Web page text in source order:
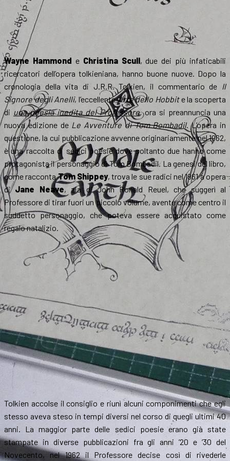
Wayne Hammond e Christina Scull, due dei più infaticabili
ricercatori dell’opera tolkieniana, hanno buone nuove. Dopo la
cronologia della vita di J.R.R. Tolkien, il commentario de Il
Signore degli Anelli, l’eccellenteArte dello Hobbite la scoperta
di una poesia inedita del Professore,ora si preannuncia una
nuova edizione de Le Avventure di Tom Bombadil. L’opera in
questione, la cui pubblicazione avvenne originariamente nel 1962,
è una raccolta di sedici poesie dove soltanto due hanno come
protagonista il personaggio di Tom Bombadil. La genesi del libro,
come raccontaTom Shippey, trova le sue radici nel 1961 a opera
diJane Neave, zia di John Ronald Reuel, che suggerì al
Professore di tirar fuori un piccolo volume, avente come centro il
suddetto personaggio, che poteva essere acquistato come
regalo natalizio.
Tolkien accolse il consiglio e riunì alcuni componimenti che egli
stesso aveva steso in tempi diversi nel corso di quegli ultimi 40
anni. La maggior parte delle sedici poesie erano già state
stampate in diverse pubblicazioni fra gli anni ’20 e ’30 del
Novecento, nel 1962 il Professore decise così di rivederle